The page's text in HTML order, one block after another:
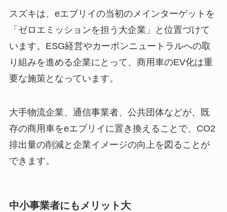
スズキは、eエブリイの当初のメインターゲットを
「ゼロエミッションを担う大企業」と位置づけて
います。ESG経営やカーボンニュートラルへの取
り組みを進める企業にとって、商用車のEV化は重
要な施策となっています。
大手物流企業、通信事業者、公共団体などが、既
存の商用車をeエブリイに置き換えることで、CO2
排出量の削減と企業イメージの向上を図ることが
できます。
中小事業者にもメリット大